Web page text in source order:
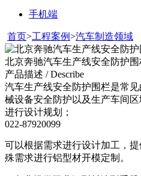
手机端
首页>工程案例>汽车制造领域
北京奔驰汽车生产线安全防护围
产品描述 / Describe
汽车生产线安全防护围栏是常
械设备安全防护以及生产车间
进行设计规划；
022-87920099
可以根据需求进行设计加工，
殊需求进行铝型材开模定制。